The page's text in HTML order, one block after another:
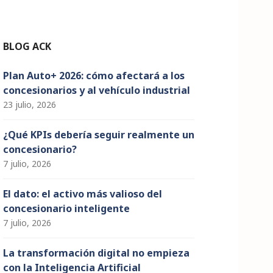
BLOG ACK
Plan Auto+ 2026: cómo afectará a los
concesionarios y al vehículo industrial
23 julio, 2026
¿Qué KPIs debería seguir realmente un
concesionario?
7 julio, 2026
El dato: el activo más valioso del
concesionario inteligente
7 julio, 2026
La transformación digital no empieza
con la Inteligencia Artificial